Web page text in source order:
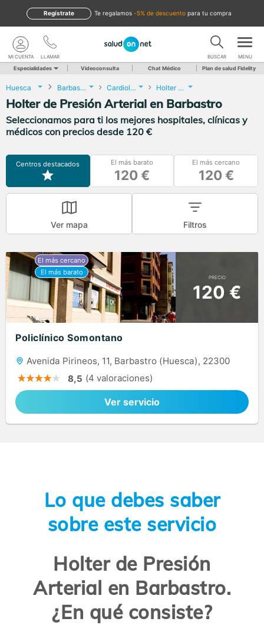
te regalamos -5% de descuento para tu compra
Regístrate
LLAMAR
MI CUENTA BUSCAR MENU
Especialidades Videoconsulta Chat Médico Plan de salud Fidelity
Huesca Barbastro Cardiología Holter de Presión Arterial
Holter de Presión Arterial en Barbastro
Seleccionamos para ti los mejores hospitales, clínicas y
médicos con precios desde 120 €
Centros destacados El más barato
120 €
El más cercano
120 €
Ver mapa Filtros
PRECIO
120 €
Policlínico Somontano
Avenida Pirineos, 11, Barbastro (Huesca), 22300
8,5 (4 valoraciones)
Ver servicio
Lo que debes saber
sobre este servicio
Holter de Presión
Arterial en Barbastro.
¿En qué consiste?